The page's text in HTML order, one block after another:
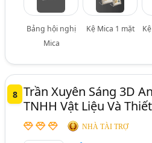
Bảng hội nghị
Mica
Kệ Mica 1 mặt
8 Trần Xuyên Sáng 3D
TNHH Vật Liệu Và
NHÀ TÀI TRỢ